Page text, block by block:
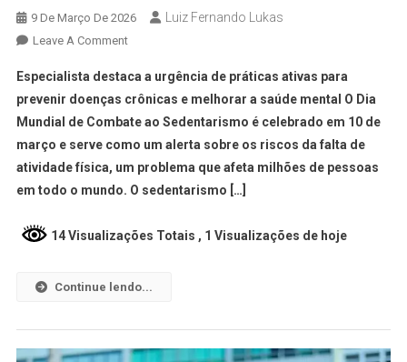
9 De Março De 2026 Luiz Fernando Lukas
Leave A Comment
Especialista destaca a urgência de práticas ativas para
prevenir doenças crônicas e melhorar a saúde mental O Dia
Mundial de Combate ao Sedentarismo é celebrado em 10 de
março e serve como um alerta sobre os riscos da falta de
atividade física, um problema que afeta milhões de pessoas
em todo o mundo. O sedentarismo […]
14 Visualizações Totais , 1 Visualizações de hoje
Continue lendo...